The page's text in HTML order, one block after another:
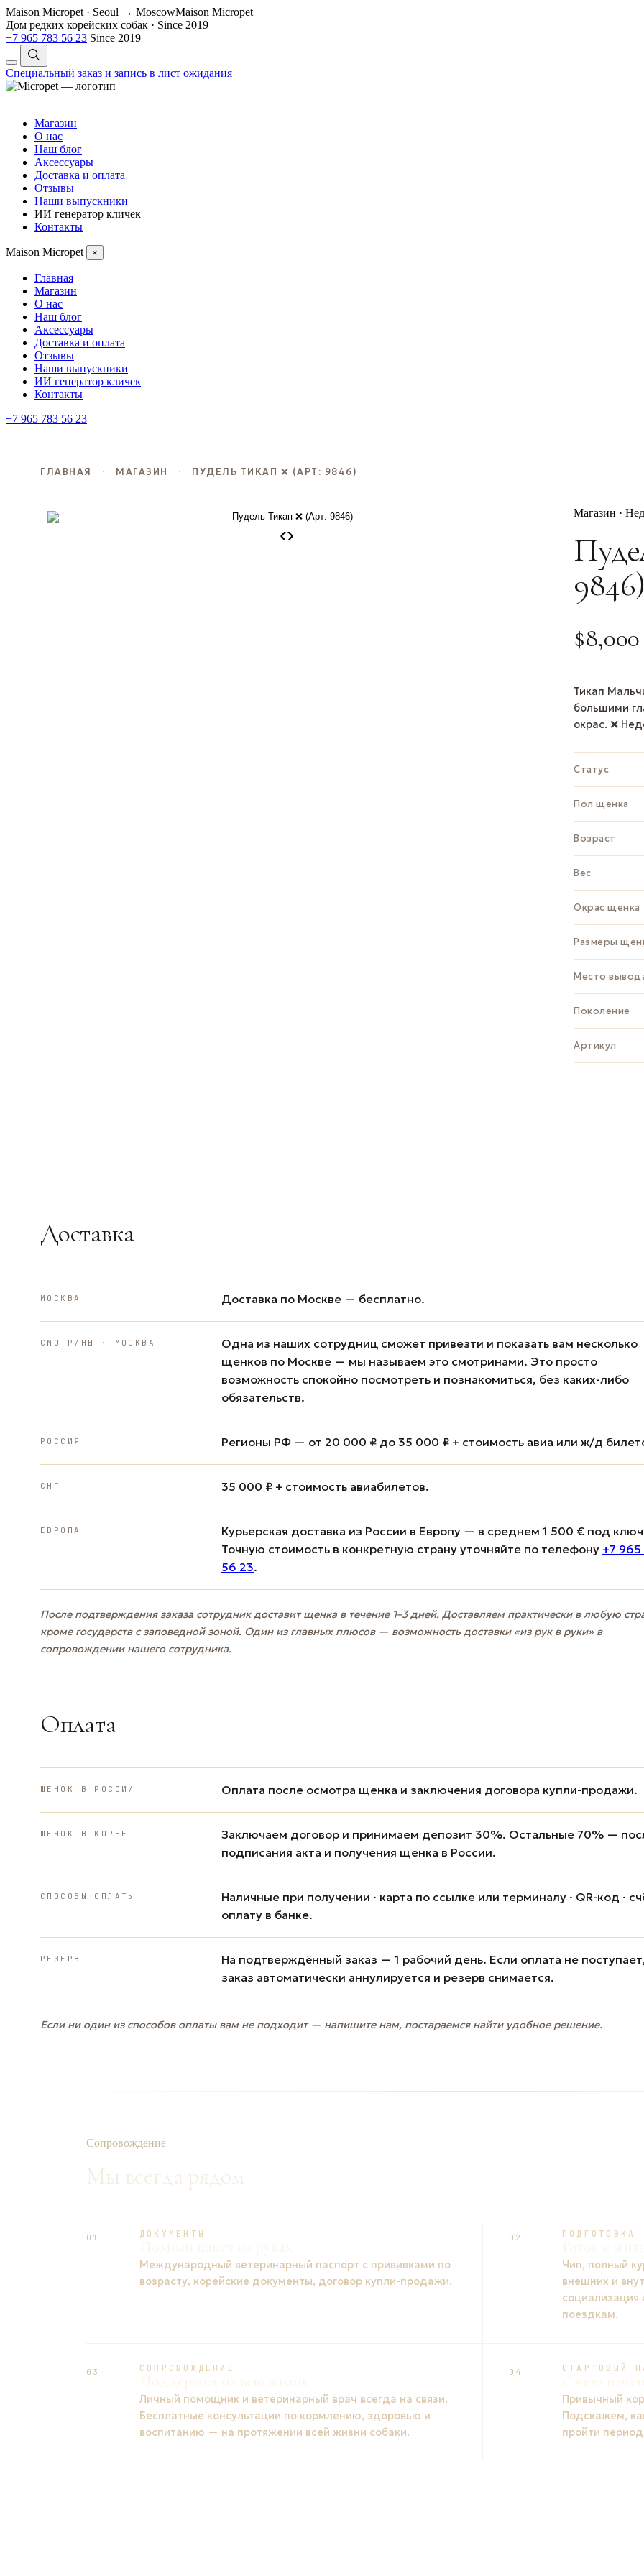
Maison Micropet · Seoul → MoscowMaison Micropet
Дом редких корейских собак · Since 2019
+7 965 783 56 23 Since 2019
Специальный заказ и запись в лист ожидания
Магазин
О нас
Наш блог
Аксессуары
Доставка и оплата
Отзывы
Наши выпускники
ИИ генератор кличек
Контакты
Maison Micropet ×
Главная
Магазин
О нас
Наш блог
Аксессуары
Доставка и оплата
Отзывы
Наши выпускники
ИИ генератор кличек
Контакты
+7 965 783 56 23
ГЛАВНАЯ · МАГАЗИН · ПУДЕЛЬ ТИКАП ❌ (АРТ: 9846)
‹›
Магазин ·
9846)
$8,000
Тикап
большими
окрас. ❌
Статус
Пол щенка
Возраст
Вес
Окрас щенка
Размеры
Место
Поколение
Артикул
Доставка
МОСКВА Доставка по Москве — бесплатно.
СМОТРИНЫ · МОСКВА
Одна из наших сотрудниц сможет привезти и показать вам несколько
щенков по Москве — мы называем это смотринами. Это просто
возможность спокойно посмотреть и познакомиться, без каких-либо
обязательств.
РОССИЯ Регионы РФ — от 20 000 ₽ до 35 000 ₽ + стоимость авиа или ж/д
СНГ 35 000 ₽ + стоимость авиабилетов.
ЕВРОПА
Курьерская доставка из России в Европу — в среднем 1 500 € под
Точную стоимость в конкретную страну уточняйте по телефону +7 965
56 23.
После подтверждения заказа сотрудник доставит щенка в течение 1–3 дней. Доставляем практически в любую
кроме государств с заповедной зоной. Один из главных плюсов — возможность доставки «из рук в руки» в
сопровождении нашего сотрудника.
Оплата
ЩЕНОК В РОССИИ Оплата после осмотра щенка и заключения договора купли-продажи.
ЩЕНОК В КОРЕЕ
Заключаем договор и принимаем депозит 30%. Остальные 70% —
подписания акта и получения щенка в России.
СПОСОБЫ ОПЛАТЫ
Наличные при получении · карта по ссылке или терминалу · QR-код ·
оплату в банке.
РЕЗЕРВ
На подтверждённый заказ — 1 рабочий день. Если оплата не
заказ автоматически аннулируется и резерв снимается.
Если ни один из способов оплаты вам не подходит — напишите нам, постараемся найти удобное решение.
Сопровождение
Мы всегда рядом
01 ДОКУМЕНТЫ
Международный ветеринарный паспорт с прививками по
возрасту, корейские документы, договор купли-продажи.
02 ПОДГОТОВКА
Чип, полный
внешних и
социализация
поездкам.
03 СОПРОВОЖДЕНИЕ
Личный помощник и ветеринарный врач всегда на связи.
Бесплатные консультации по кормлению, здоровью и
воспитанию — на протяжении всей жизни собаки.
04 СТАРТОВЫЙ
Привычный
Подскажем,
пройти